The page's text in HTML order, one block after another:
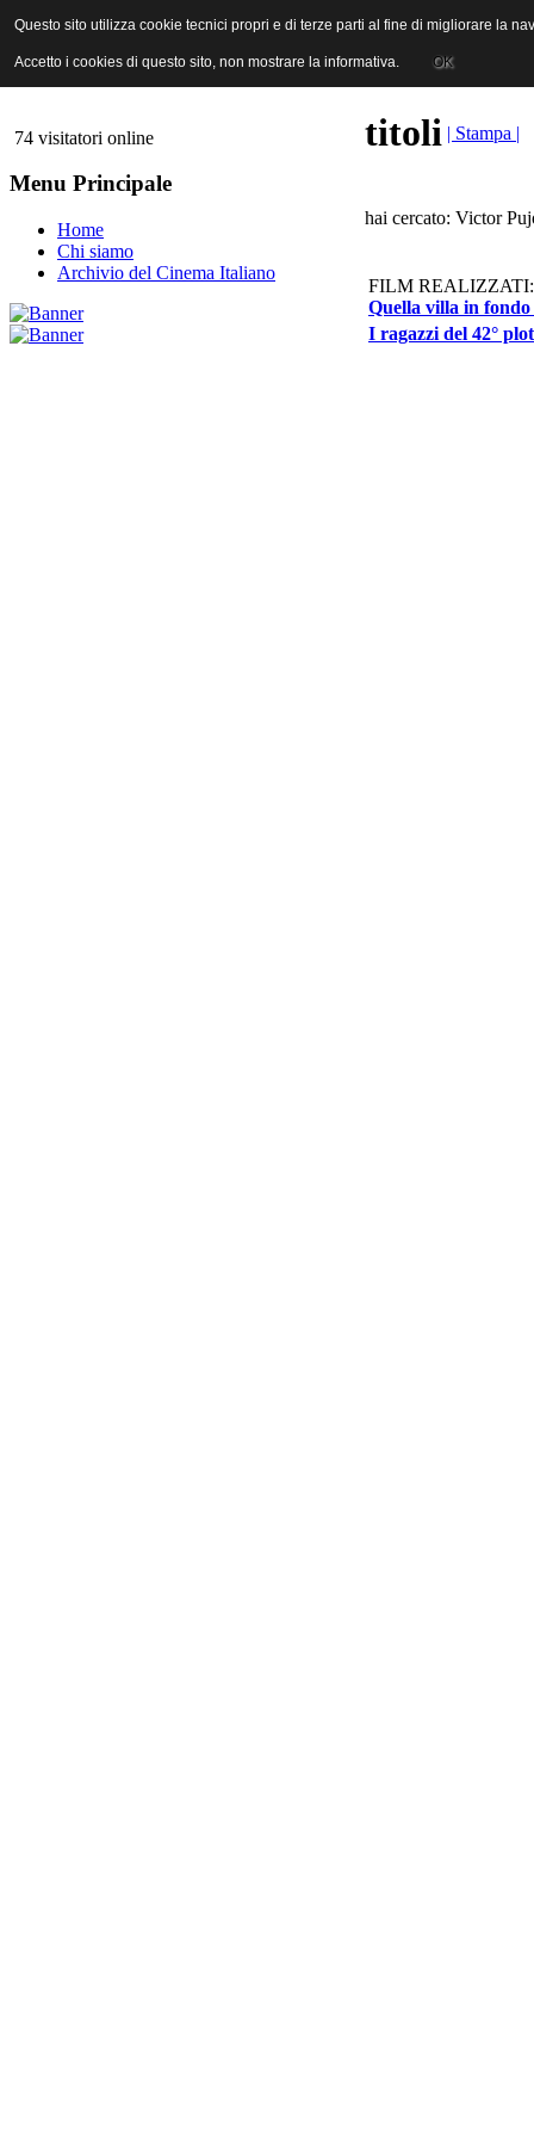
ANICA | Associazione Nazionale Industrie Cinematografiche
74 visitatori online
Menu Principale
Home
Chi siamo
Archivio del Cinema Italiano
titoli | Stampa |
hai cercato: Victor
FILM REALIZZATI:
Quella villa in fondo
I ragazzi del 42°
Questo sito utilizza cookie tecnici propri e di terze parti al fine di migliorare la
Accetto i cookies di questo sito, non mostrare la informativa. OK
Questo sito utilizza cookie tecnici propri e di terze parti al fine di migliorare la
Accetto i cookies di questo sito, non mostrare la informativa. OK